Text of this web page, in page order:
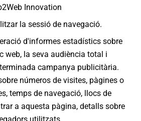
Innovation
la sessió de navegació.
d'informes estadístics sobre
web, la seva audiència total i
campanya publicitària.
números de visites, pàgines o
temps de navegació, llocs de
a aquesta pàgina, detalls sobre